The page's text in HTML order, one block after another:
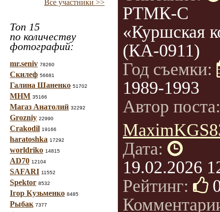
Все участники >>
Топ 15
по количеству
фотографий:
mr.seniv 78260
Скилеф 56681
Галина Шаненко 51702
МНМ 35166
Магаз Анатолий 32292
Grozniy 22990
Crakodil 19166
haratoshka 17292
worldriko 14815
AD70 12104
SAFARI 11552
Spektor 8532
Ігор Кузьменко 8485
Рыбак 7377
РТМК-С
«Куршская
(КА-0911)
Год съемки:
1989-1993
Автор
Дата:
19.02.2026
Рейтинг: